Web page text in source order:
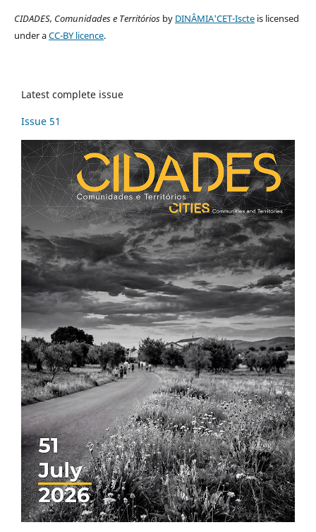
CIDADES, Comunidades e Territóriosby DINÂMIA'CET-Iscteis licensed
under aCC-BY licence.
Latest complete issue
Issue 51